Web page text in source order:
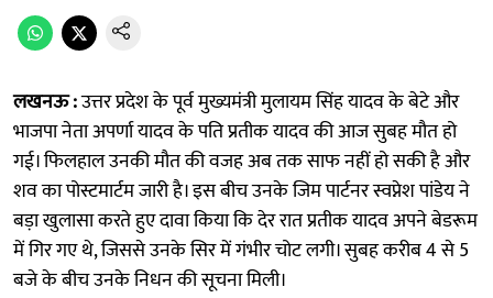
लखनऊ :उत्तर प्रदेश के पूर्व मुख्यमंत्री मुलायम सिंह यादव के बेटे और
भाजपा नेता अपर्णा यादव के पति प्रतीक यादव की आज सुबह मौत हो
गई। फिलहाल उनकी मौत की वजह अब तक साफ नहीं हो सकी है और
शव का पोस्टमार्टम जारी है। इस बीच उनके जिम पार्टनर स्वप्नेश पांडेय ने
बड़ा खुलासा करते हुए दावा किया कि देर रात प्रतीक यादव अपने बेडरूम
में गिर गए थे, जिससे उनके सिर में गंभीर चोट लगी। सुबह करीब 4 से 5
बजे के बीच उनके निधन की सूचना मिली।